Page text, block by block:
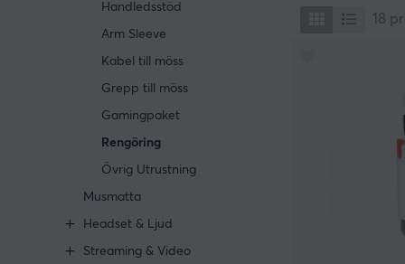
Handledsstöd
Arm Sleeve
Kabel till möss
Grepp till möss
Gamingpaket
Rengöring
Övrig Utrustning
Musmatta
Headset & Ljud
Streaming & Video
hitta
matrester.
spelar det
Hos
användas till
och så gör
dig. Glöm
gång om året
18